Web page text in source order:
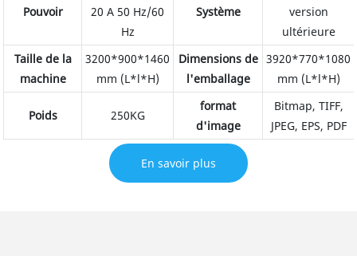
Pouvoir
20 A 50 Hz/60
Hz
Système
version
ultérieure
Taille de la
machine
3200*900*1460
mm (L*l*H)
Dimensions de
l'emballage
3920*770*1080
mm (L*l*H)
Poids 250KG
format
d'image
Bitmap, TIFF,
JPEG, EPS, PDF
En savoir plus